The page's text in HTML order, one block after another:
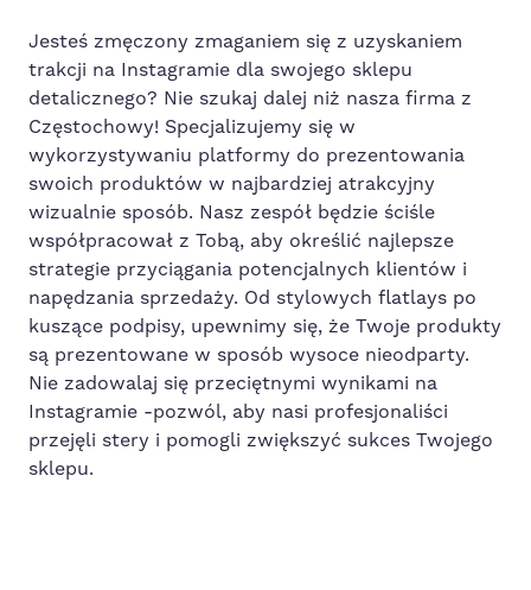
Jesteś zmęczony zmaganiem się z uzyskaniem
trakcji na Instagramie dla swojego sklepu
detalicznego? Nie szukaj dalej niż nasza firma z
Częstochowy! Specjalizujemy się w
wykorzystywaniu platformy do prezentowania
swoich produktów w najbardziej atrakcyjny
wizualnie sposób. Nasz zespół będzie ściśle
współpracował z Tobą, aby określić najlepsze
strategie przyciągania potencjalnych klientów i
napędzania sprzedaży. Od stylowych flatlays po
kuszące podpisy, upewnimy się, że Twoje produkty
są prezentowane w sposób wysoce nieodparty.
Nie zadowalaj się przeciętnymi wynikami na
Instagramie -pozwól, aby nasi profesjonaliści
przejęli stery i pomogli zwiększyć sukces Twojego
sklepu.